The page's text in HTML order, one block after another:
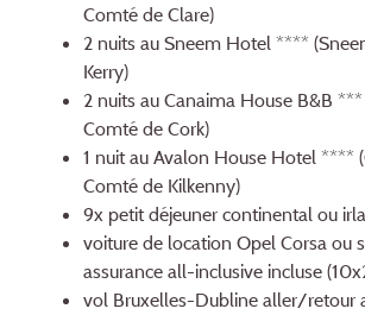
Comté de Clare)
2 nuits au Sneem Hotel ****
Kerry)
2 nuits au Canaima House B&B ***
Comté de Cork)
1 nuit au Avalon House Hotel ****
Comté de Kilkenny)
9x petit déjeuner continental ou
voiture de location Opel Corsa ou
assurance all-inclusive incluse
vol Bruxelles-Dubline aller/retour